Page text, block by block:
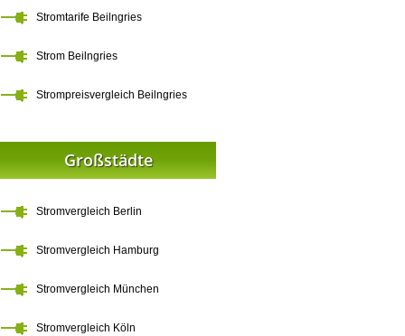
Stromtarife Beilngries
Strom Beilngries
Strompreisvergleich Beilngries
Großstädte
Stromvergleich Berlin
Stromvergleich Hamburg
Stromvergleich München
Stromvergleich Köln